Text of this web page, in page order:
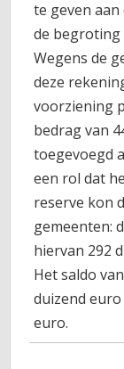
te geven
de begroting
Wegens de
deze
voorziening
bedrag van
toegevoegd
een rol dat
reserve kon
gemeenten:
hiervan 292
Het saldo
duizend
euro.